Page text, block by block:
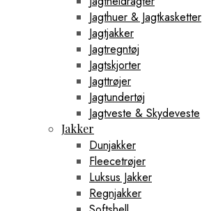
Jagthuer & Jagtkasketter
Jagtjakker
Jagtregntøj
Jagtskjorter
Jagttrøjer
Jagtundertøj
Jagtveste & Skydeveste
Jakker
Dunjakker
Fleecetrøjer
Luksus Jakker
Regnjakker